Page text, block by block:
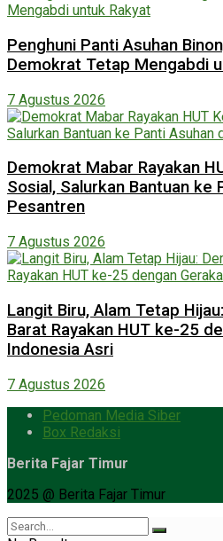
Penghuni Panti Asuhan
Demokrat Tetap Mengabdi
7 Agustus 2026
Demokrat Mabar Rayakan
Sosial, Salurkan Bantuan ke
Pesantren
7 Agustus 2026
Langit Biru, Alam Tetap
Barat Rayakan HUT ke-25
Indonesia Asri
7 Agustus 2026
Pedoman Media Siber
Box Redaksi
Berita Fajar Timur
2025 @ Berita Fajar Timur